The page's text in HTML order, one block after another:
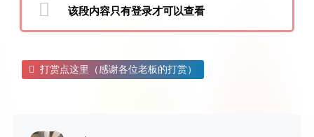
该段内容只有登录才可以查看
打赏点这里（感谢各位老板的打赏）